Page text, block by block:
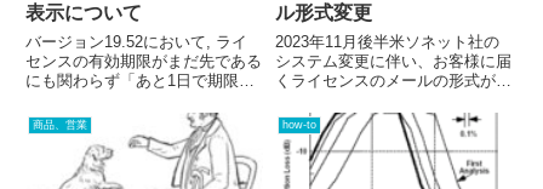
表示について
バージョン19.52において, ライ
センスの有効期限がまだ先である
にも関わらず「あと1日で期限切
ています. これは次回のリリース
で修正予定のバグですが, 以下の
手順により当面の回避が可能で
す.エラーメッセージ回...
ル形式変更
2023年11月後半米ソネット社の
システム変更に伴い、お客様に届
くライセンスのメールの形式が変
に記載されていたライセンスファ
イル更新手順やライセンス内容の
抜粋は無くなり、下図のようなシ
ンプルなものが届きます。ラ...
商品、営業 how-to